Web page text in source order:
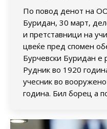
По повод денот на
Буридан, 30 март,
и претставници на
цвеќе пред спомен
Бурчевски Буридан е
Рудник во 1920
учесник во
година. Бил борец а